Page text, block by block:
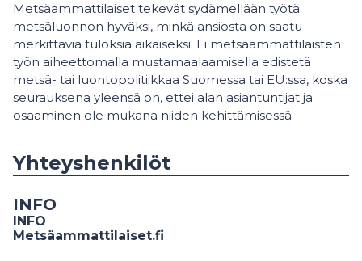
Metsäammattilaiset tekevät sydämellään työtä
metsäluonnon hyväksi, minkä ansiosta on saatu
merkittäviä tuloksia aikaiseksi. Ei metsäammattilaisten
työn aiheettomalla mustamaalaamisella edistetä
metsä- tai luontopolitiikkaa Suomessa tai EU:ssa, koska
seurauksena yleensä on, ettei alan asiantuntijat ja
osaaminen ole mukana niiden kehittämisessä.
Yhteyshenkilöt
INFO
INFO
Metsäammattilaiset.fi